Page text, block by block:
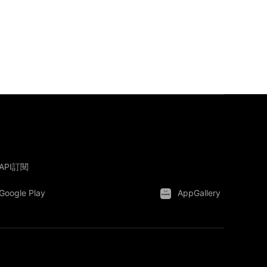
API訂閱
Google Play AppGallery